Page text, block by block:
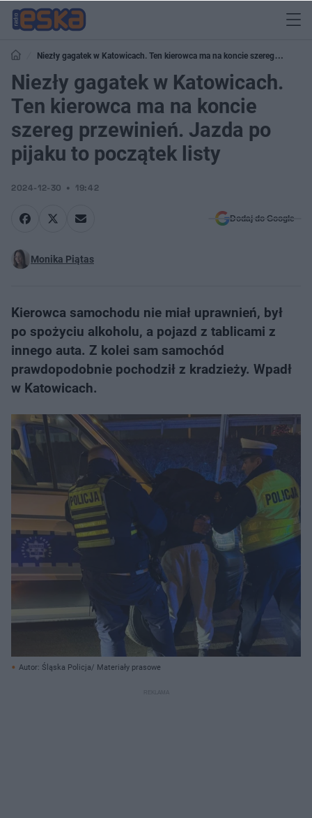
Niezły gagatek w Katowicach. Ten kierowca ma na koncie szereg
przewinień. Jazda po pijaku to początek listy
Niezły gagatek w Katowicach.
Ten kierowca ma na koncie
szereg przewinień. Jazda po
pijaku to początek listy
2024-12-30 19:42
Dodaj do Google
Monika Piątas
Kierowca samochodu nie miał uprawnień, był
po spożyciu alkoholu, a pojazd z tablicami z
innego auta. Z kolei sam samochód
prawdopodobnie pochodził z kradzieży. Wpadł
w Katowicach.
Autor: Śląska Policja/ Materiały prasowe